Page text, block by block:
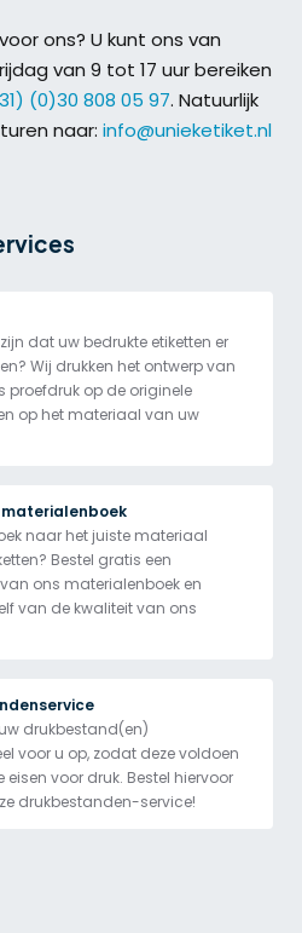
ons? U kunt ons van
van 9 tot 17 uur bereiken
(0)30 808 05 97. Natuurlijk
naar: info@unieketiket.nl
dat uw bedrukte etiketten er
Wij drukken het ontwerp van
proefdruk op de originele
op het materiaal van uw
naar het juiste materiaal
Bestel gratis een
ons materialenboek en
van de kwaliteit van ons
drukbestand(en)
voor u op, zodat deze voldoen
eisen voor druk. Bestel hiervoor
drukbestanden-service!